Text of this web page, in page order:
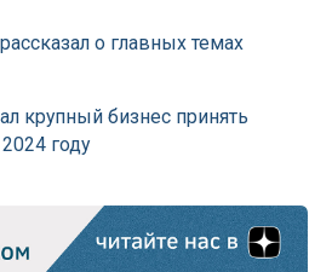
о главных темах
крупный бизнес принять
году